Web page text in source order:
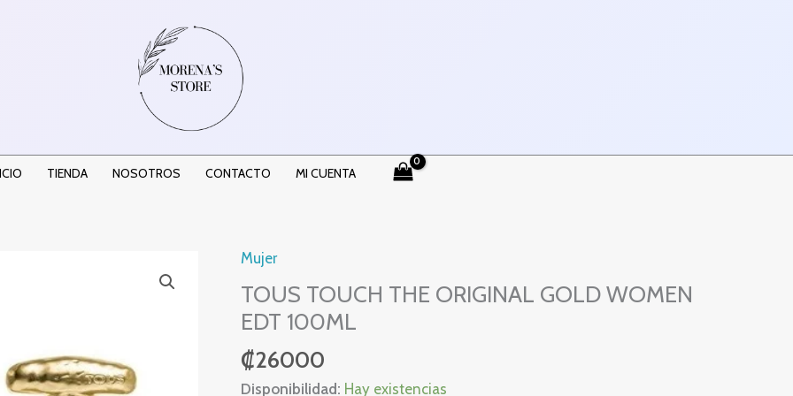
TIENDA NOSOTROS CONTACTO MI CUENTA
Mujer
TOUS TOUCH THE ORIGINAL GOLD WOMEN
EDT 100ML
₡26000
Disponibilidad: Hay existencias
TOUS
TOUCH
THE
GOLD
WOMEN